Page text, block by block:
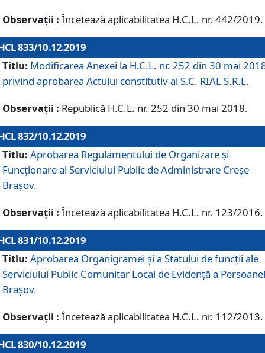
Observații : Încetează aplicabilitatea H.C.L. nr. 442/2019.
833/10.12.2019
Titlu: Modificarea Anexei la H.C.L. nr. 252 din 30 mai
privind aprobarea Actului constitutiv al S.C. RIAL S.R.L.
Observații : Republică H.C.L. nr. 252 din 30 mai 2018.
832/10.12.2019
Titlu: Aprobarea Regulamentului de Organizare și
Funcționare al Serviciului Public de Administrare Creșe
Brașov.
Observații : Încetează aplicabilitatea H.C.L. nr. 123/2016.
831/10.12.2019
Titlu: Aprobarea Organigramei și a Statului de funcții ale
Serviciului Public Comunitar Local de Evidență a
Brașov.
Observații : Încetează aplicabilitatea H.C.L. nr. 112/2013.
830/10.12.2019